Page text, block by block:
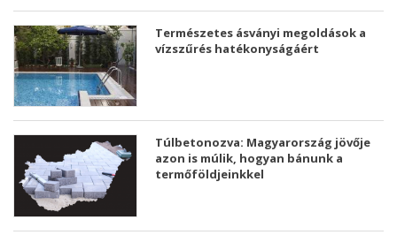
Természetes ásványi megoldások a
vízszűrés hatékonyságáért
Túlbetonozva: Magyarország jövője
azon is múlik, hogyan bánunk a
termőföldjeinkkel